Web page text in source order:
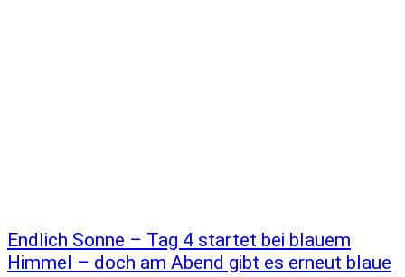
Endlich Sonne – Tag 4 startet bei blauem
Himmel – doch am Abend gibt es erneut blaue